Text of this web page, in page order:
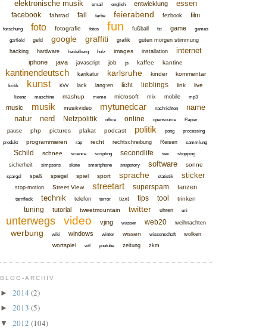
elektronische musik email english entwicklung essen
facebook fahrrad fail farbe feierabend fezbook film
forschung foto fotografie fotos fun fußball fzi game games
garfield geld google graffiti grafik
guten morgen stimmung
hacking
hardware heidelberg holz images installation internet
iphone java javascript job js kaffee kantine
kantinendeutsch karikatur karlsruhe kinder kommentar
kritik kunst KVV lack lang:en licht lieblings link live
lizenz maschine mashup meme microsoft mix mobile mp3
music musik musikvideo mytunedcar nachrichten
name
natur
nerd Netzpolitik office online opensource Papier
pause php pictures plakat podcast politik pong processing
produkt programmieren rap recht rechtschreibung Reisen sammlung
Schild schnee science scripting secondlife sex shopping
sicherheit simpsons skate smartphone snapstory software sonne
spargel spaß spiegel spiel sport sprache statistik sticker
stop-motion Street View streetart superspam tanzen
tarnfleck technik telefon terror text tips tool trinken
tuning tutorial tweetmountain twitter uhren uni
unterwegs video vjing wasser web20 weihnachten
werbung wiki windows winter wissen wissenschaft wolken
wortspiel wtf youtube zeitung zkm
BLOG-ARCHIV
► 2014 (2)
► 2013 (5)
▼ 2012 (104)